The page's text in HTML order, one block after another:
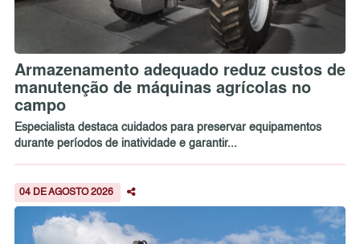
Armazenamento adequado reduz custos de
manutenção de máquinas agrícolas no
campo
Especialista destaca cuidados para preservar equipamentos
durante períodos de inatividade e garantir...
04 DE AGOSTO 2026